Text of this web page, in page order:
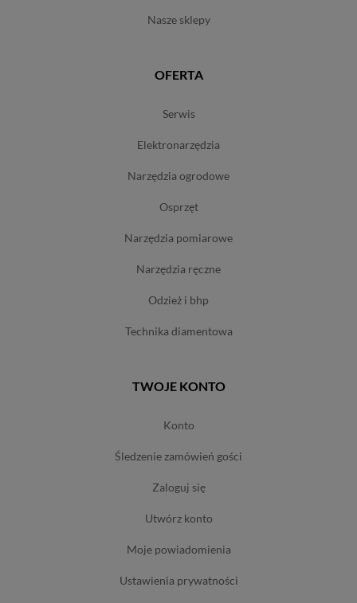
nasze sklepy
OFERTA
serwis
elektronarzędzia
narzędzia ogrodowe
osprzęt
narzędzia pomiarowe
narzędzia ręczne
odzież i bhp
technika diamentowa
TWOJE KONTO
konto
śledzenie zamówień gości
zaloguj się
utwórz konto
moje powiadomienia
ustawienia prywatności